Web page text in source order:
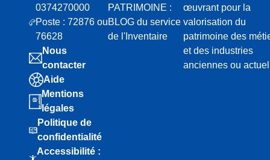
0374270000
Poste : 72876 ou
76628
Nous
contacter
Aide
Mentions
légales
Politique de
confidentialité
Accessibilité :
PATRIMOINE :
BLOG du service
de l'Inventaire
œuvrant pour la
valorisation du
patrimoine des
et des industries
anciennes ou